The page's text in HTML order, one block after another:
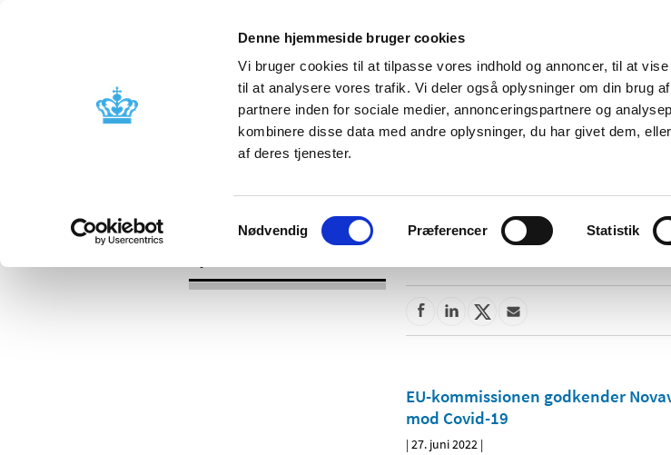
Denne hjemmeside bruger cookies
Vi bruger cookies til at tilpasse vores indhold og annoncer, til at
til at analysere vores trafik. Vi deler også oplysninger om din brug
partnere inden for sociale medier, annonceringspartnere og
kombinere disse data med andre oplysninger, du har givet dem,
af deres tjenester.
Samtykkevalg
Nødvendig Præferencer Statistik
Nyheder
Godkendelse og
Bivirkninger og
produktinformation
Tilskud og
EU-kommissionen godkender
mod Covid-19
|27. juni 2022 |